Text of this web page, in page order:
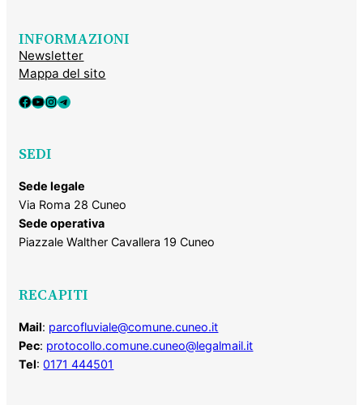
INFORMAZIONI
Newsletter
Mappa del sito
Facebook YouTube InstagramTelegram
SEDI
Sede legale
Via Roma 28 Cuneo
Sede operativa
Piazzale Walther Cavallera 19 Cuneo
RECAPITI
Mail: parcofluviale@comune.cuneo.it
Pec: protocollo.comune.cuneo@legalmail.it
Tel:0171 444501